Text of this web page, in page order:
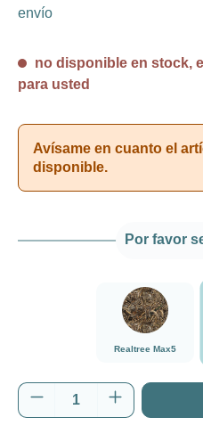
envío
no disponible en stock,
para usted
Avísame en cuanto el
disponible.
Por favor
Realtree Max5
###Realtree
Cantidad del